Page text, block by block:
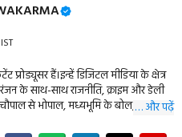
हैं।इन्हें डिजिटल मीडिया के क्षेत्र
के साथ-साथ राजनीति, क्राइम और डेली
से भोपाल, मध्यभूमि के बोल,… और पढ़ें